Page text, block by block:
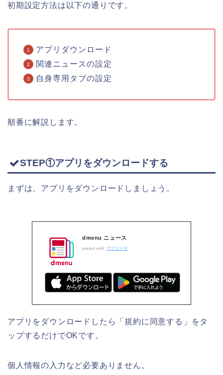
初期設定方法は以下の通りです。
アプリダウンロード
関連ニュースの設定
自身専用タブの設定
順番に解説します。
STEP①アプリをダウンロードする
まずは、アプリをダウンロードしましょう。
dmenu ニュース
posted with アプリーチ
アプリをダウンロードしたら「規約に同意する」をタ
ップするだけでOKです。
個人情報の入力など必要ありません。